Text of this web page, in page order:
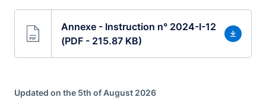
Annexe - Instruction n° 2024-I-12
(PDF - 215.87 KB)
Updated on the 5th of August 2026